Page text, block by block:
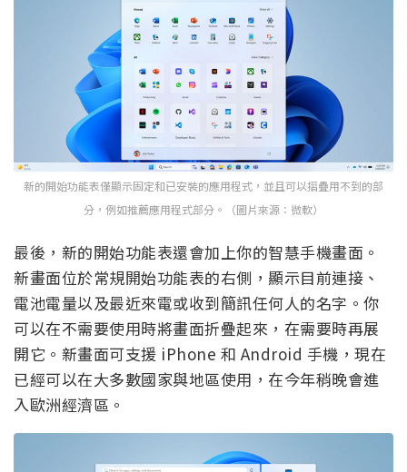
新的開始功能表僅顯示固定和已安裝的應用程式，並且可以摺疊用不到的部
分，例如推薦應用程式部分。（圖片來源：微軟）
最後，新的開始功能表還會加上你的智慧手機畫面。
新畫面位於常規開始功能表的右側，顯示目前連接、
電池電量以及最近來電或收到簡訊任何人的名字。你
可以在不需要使用時將畫面折疊起來，在需要時再展
開它。新畫面可支援 iPhone 和 Android 手機，現在
已經可以在大多數國家與地區使用，在今年稍晚會進
入歐洲經濟區。